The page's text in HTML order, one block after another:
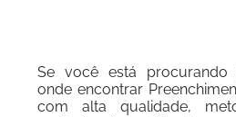
Se você está
onde encontrar
com alta qualidade,